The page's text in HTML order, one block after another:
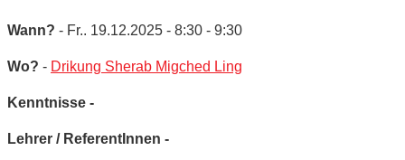
Wann? - Fr.. 19.12.2025 - 8:30 - 9:30
Wo? - Drikung Sherab Migched Ling
Kenntnisse -
Lehrer / ReferentInnen -